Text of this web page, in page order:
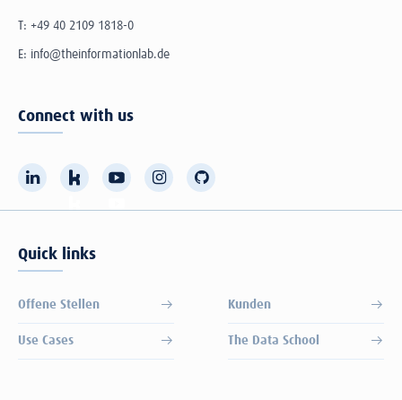
T: +49 40 2109 1818-0
E: info@theinformationlab.de
Connect with us
Quick links
Offene Stellen Kunden
Use Cases The Data School